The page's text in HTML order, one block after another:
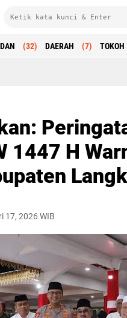
(32) DAERAH (7) TOKOH
1447 H
17, 2026 WIB